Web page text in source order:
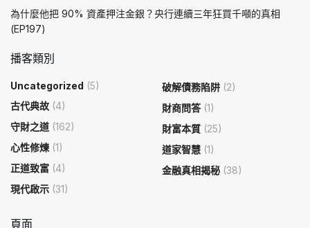
為什麼他把 90% 資產押注金銀？央行連續三年狂買千噸的真相
(EP197)
播客類別
Uncategorized (5)
古代典故 (4)
守財之道 (162)
心性修煉 (1)
正道致富 (4)
現代啟示 (31)
破解債務陷阱 (2)
財商問答(1)
財富本質 (25)
道家智慧 (1)
金融真相揭秘 (38)
頁面